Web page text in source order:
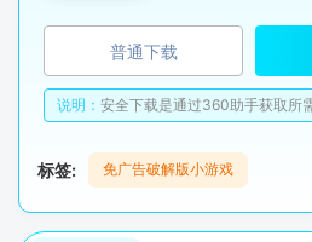
普通下载
说明： 安全下载是通过360助手获取所
标签: 免广告破解版小游戏